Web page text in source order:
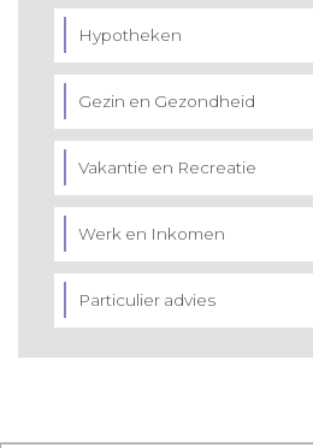
Hypotheken
Gezin en Gezondheid
Vakantie en Recreatie
Werk en Inkomen
Particulier advies